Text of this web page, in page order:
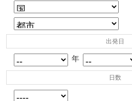
出発日
年
日数